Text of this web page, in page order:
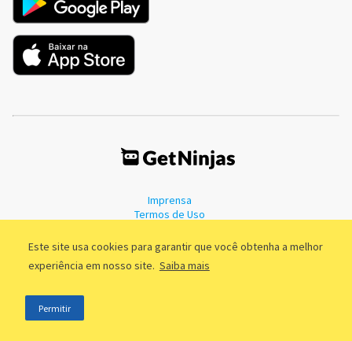
Este site usa cookies para garantir que você obtenha a melhor
experiência em nosso site. Saiba mais
Permitir
Imprensa
Termos de Uso
©2011 - 2026, GetNinjas LTDA. CNPJ 55.744.877/0001-89 - Rua Dr.
Fernandes Coelho, 85 - 3º andar - São Paulo/SP - Brasil